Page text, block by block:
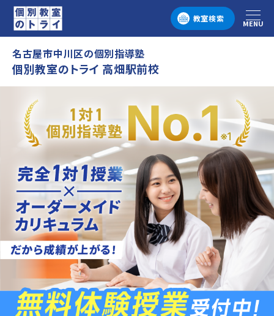
教室検索
メニュー
MENU
名古屋市中川区の個別指導塾
個別教室のトライ 高畑駅前校